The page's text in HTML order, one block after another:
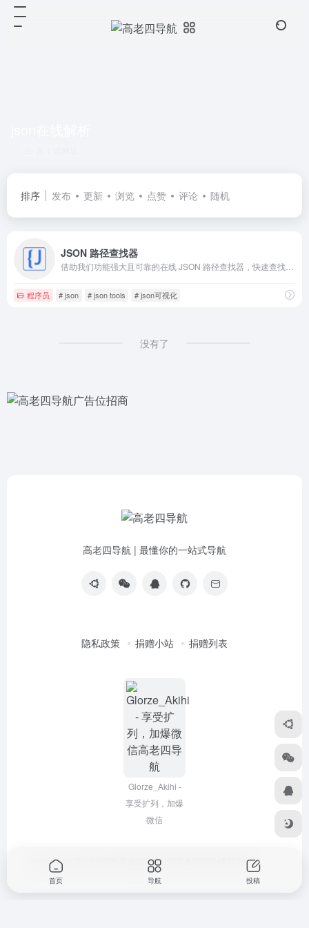
排序 发布 更新 浏览 点赞 评论 随机
JSON 路径查找器
程序员 # json # json tools # json可视化
没有了
高老四导航 | 最懂你的一站式导航
隐私政策 捐赠小站 捐赠列表
Glorze_Akihi -
享受扩列，加爆
微信
Copyright © 2022-2026 高老四导航 浙ICP备2020045320号-3
首页 导航 投稿